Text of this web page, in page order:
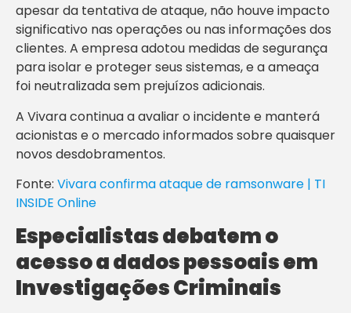
apesar da tentativa de ataque, não houve impacto
significativo nas operações ou nas informações dos
clientes. A empresa adotou medidas de segurança
para isolar e proteger seus sistemas, e a ameaça
foi neutralizada sem prejuízos adicionais.
A Vivara continua a avaliar o incidente e manterá
acionistas e o mercado informados sobre quaisquer
novos desdobramentos.
Fonte: Vivara confirma ataque de ramsonware | TI
INSIDE Online
Especialistas debatem o
acesso a dados pessoais em
Investigações Criminais